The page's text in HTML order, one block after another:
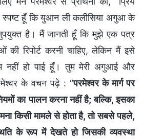
स्पष्ट हूँ कि युआन ली कलीसिया अगुआ के
है। मैं जानती हूँ कि मुझे एक पत्र
रिपोर्ट करनी चाहिए, लेकिन मैं इसे
नहीं हो पाई हूँ। तुम मेरी अगुआई और
के वचन पढ़े : “परमेश्वर के मार्ग पर
का पालन करना नहीं है; बल्कि, इसका
किसी मामले से होता है, तो सबसे पहले,
के रूप में देखते हो जिसकी व्यवस्था